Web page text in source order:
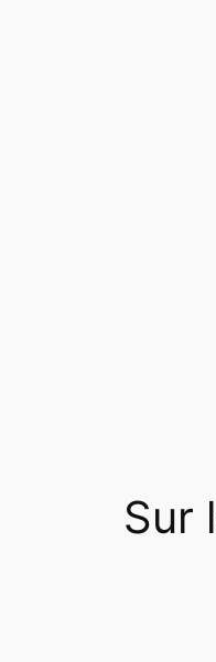
Sur